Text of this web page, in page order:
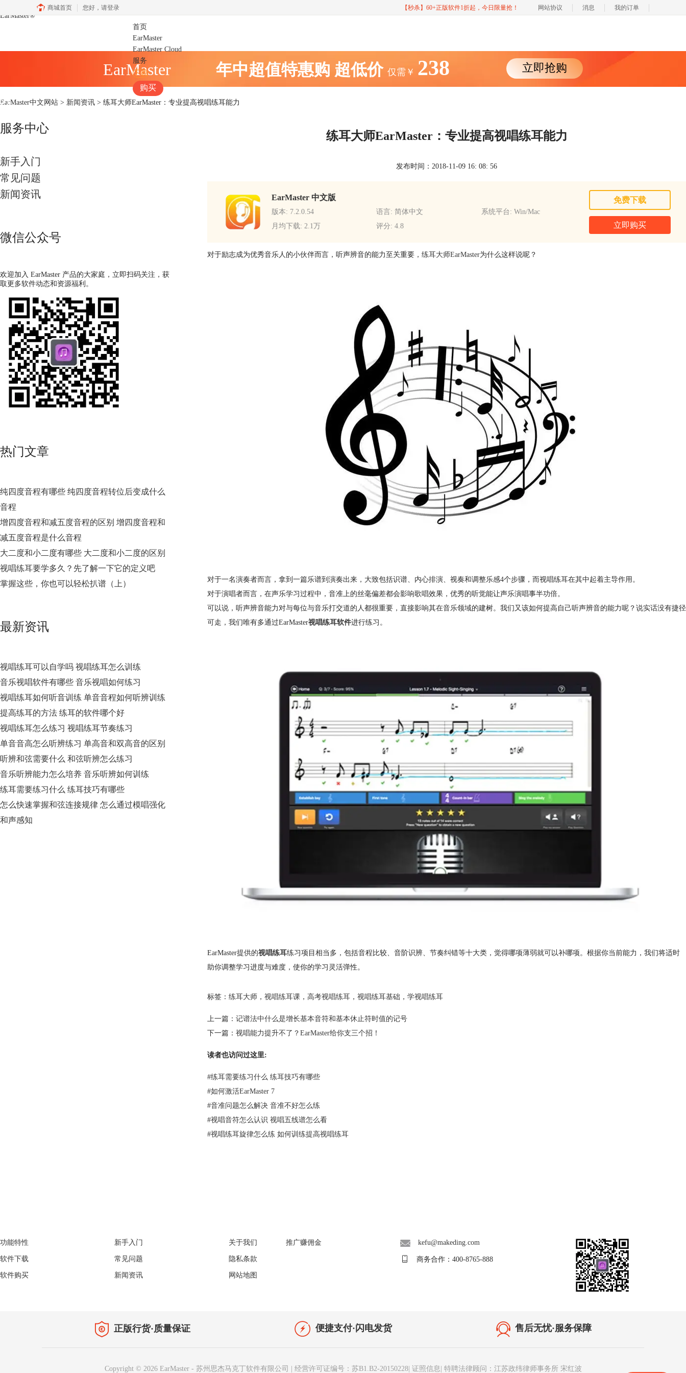
商城首页 您好， 请登录 【秒杀】60+正版软件1折起，今日限量抢！ 网站协议 消息 我的订单
EarMaster®
首页
EarMaster
EarMaster Cloud
服务
下载
购买
EarMaster 年中超值特惠购 超低价 仅需￥ 238 立即抢购
EarMaster中文网站 > 新闻资讯 > 练耳大师EarMaster：专业提高视唱练耳能力
服务中心
新手入门
常见问题
新闻资讯
微信公众号
欢迎加入 EarMaster 产品的大家庭，立即扫码关注，获
取更多软件动态和资源福利。
热门文章
纯四度音程有哪些 纯四度音程转位后变成什么
音程
增四度音程和减五度音程的区别 增四度音程和
减五度音程是什么音程
大二度和小二度有哪些 大二度和小二度的区别
视唱练耳要学多久？先了解一下它的定义吧
掌握这些，你也可以轻松扒谱（上）
最新资讯
视唱练耳可以自学吗 视唱练耳怎么训练
音乐视唱软件有哪些 音乐视唱如何练习
视唱练耳如何听音训练 单音音程如何听辨训练
提高练耳的方法 练耳的软件哪个好
视唱练耳怎么练习 视唱练耳节奏练习
单音音高怎么听辨练习 单高音和双高音的区别
听辨和弦需要什么 和弦听辨怎么练习
音乐听辨能力怎么培养 音乐听辨如何训练
练耳需要练习什么 练耳技巧有哪些
怎么快速掌握和弦连接规律 怎么通过模唱强化
和声感知
练耳大师EarMaster：专业提高视唱练耳能力
发布时间：2018-11-09 16: 08: 56
EarMaster 中文版
版本: 7.2.0.54 语言: 简体中文
系统平台: Win/Mac
月均下载: 2.1万
评分: 4.8
免费下载
立即购买
对于励志成为优秀音乐人的小伙伴而言，听声辨音的能力至关重要， 练耳大师EarMaster为什么这样说呢？
对于一名演奏者而言，拿到一篇乐谱到演奏出来，大致包括识谱、内心排演、视奏和调整乐感4个步骤，而视唱练耳在其中起着主导作用。
对于演唱者而言，在声乐学习过程中，音准上的丝毫偏差都会影响歌唱效果，优秀的听觉能让声乐演唱事半功倍。
可以说，听声辨音能力对与每位与音乐打交道的人都很重要，直接影响其在音乐领域的建树。我们又该如何提高自己听声辨音的能力呢？说实话没有捷径
可走，我们唯有多通过EarMaster视唱练耳软件进行练习。
EarMaster提供的视唱练耳练习项目相当多，包括音程比较、音阶识辨、节奏纠错等十大类，觉得哪项薄弱就可以补哪项。根据你当前能力，我们将适时
助你调整学习进度与难度，使你的学习灵活弹性。
标签： 练耳大师 ， 视唱练耳课 ， 高考视唱练耳 ， 视唱练耳基础 ， 学视唱练耳
上一篇： 记谱法中什么是增长基本音符和基本休止符时值的记号
下一篇： 视唱能力提升不了？EarMaster给你支三个招！
读者也访问过这里:
#练耳需要练习什么 练耳技巧有哪些
#如何激活EarMaster 7
#音准问题怎么解决 音准不好怎么练
#视唱音符怎么认识 视唱五线谱怎么看
#视唱练耳旋律怎么练 如何训练提高视唱练耳
功能特性
软件下载
软件购买
新手入门
常见问题
新闻资讯
关于我们
隐私条款
网站地图
推广赚佣金 kefu@makeding.com
商务合作：400-8765-888
正版行货·质量保证 便捷支付·闪电发货 售后无忧·服务保障
Copyright © 2026 EarMaster - 苏州思杰马克丁软件有限公司 经营许可证编号：苏B1.B2-20150228| 证照信息 特聘法律顾问：江苏政纬律师事务所 宋红波